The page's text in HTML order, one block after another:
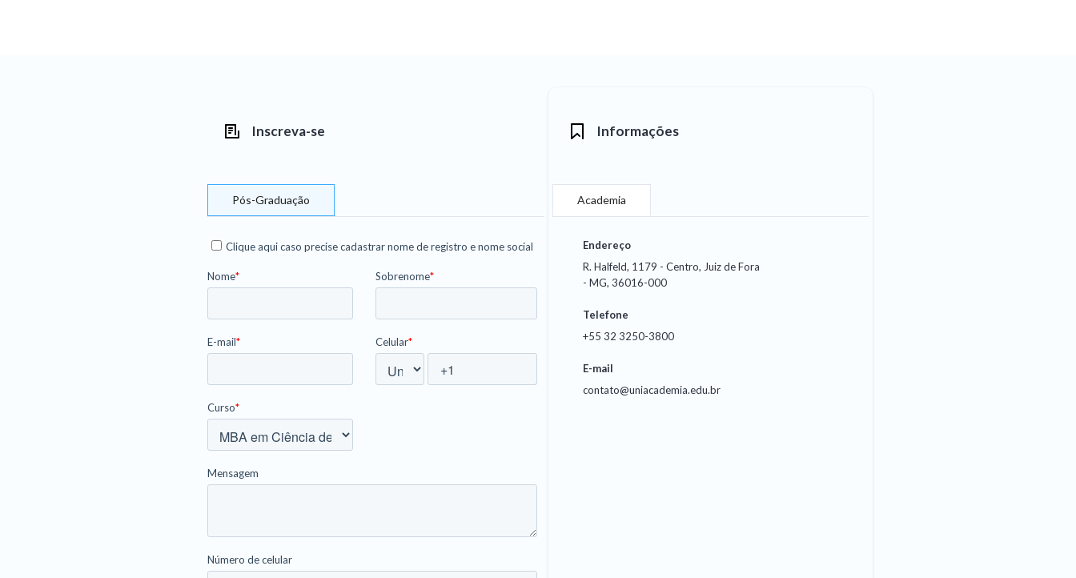
Inscreva-se
Pós-Graduação
Informações
Academia
Endereço
R. Halfeld, 1179 - Centro, Juiz de Fora
- MG, 36016-000
Telefone
+55 32 3250-3800
E-mail
contato@uniacademia.edu.br